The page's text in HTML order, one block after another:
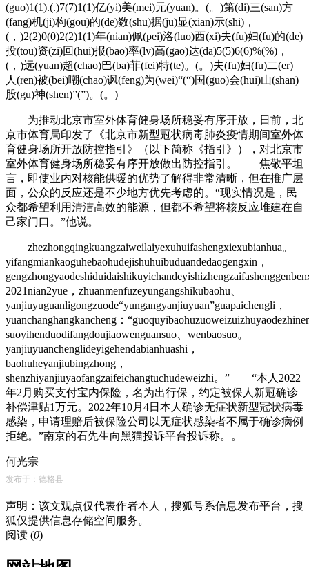
(guo)1(1).(.)7(7)1(1)亿(yi)美(mei)元(yuan)。(。)第(di)三(san)方
(fang)机(ji)构(gou)的(de)数(shu)据(ju)显(xian)示(shi)，
(，)2(2)0(0)2(2)1(1)年(nian)佩(pei)洛(luo)西(xi)夫(fu)妇(fu)的(de)
投(tou)资(zi)回(hui)报(bao)率(lv)高(gao)达(da)5(5)6(6)%(%)，
(，)远(yuan)超(chao)巴(ba)菲(fei)特(te)。(。)夫(fu)妇(fu)二(er)
人(ren)被(bei)嘲(chao)讽(feng)为(wei)“(“)国(guo)会(hui)山(shan)
股(gu)神(shen)”(”)。(。)
为推动北京市室外体育健身场所稳妥有序开放，日前，北
京市体育局印发了《北京市新型冠状病毒肺炎疫情期间室外体
育健身场所开放防控指引》（以下简称《指引》），对北京市
室外体育健身场所稳妥有序开放做出防控指引。 焦敬平坦
言，即使业内对核能供暖的优势了解得非常清晰，但在推广层
面，公众的反应还是不少地方优先考虑的。“现实情况是，民
众都希望利用清洁高效的能源，但都不希望将核反应堆建在自
己家门口。”他说。
zhezhongqingkuangzaiweilaiyexuhuifashengxiexubianhua。
yifangmiankaoguhebaohudejishuhuibuduandedaogengxin，
2021nian2yue，zhuanmenfuzeyungangshikubaohu、
yanjiuyuguanligongzuode“yungangyanjiuyuan”guapaichengli，
yuanchanghangkancheng：
suoyihenduodifangdoujiaowenguansuo、wenbaosuo。
yanjiuyuanchenglideyigehendabianhuashi，
baohuheyanjiubingzhong，
shenzhiyanjiuyaofangzaifeichangtuchudeweizhi。” “本人2022
年2月购买支付宝内保险，名为出行保，约定被保人新冠确诊
补偿津贴1万元。2022年10月4日本人确诊无症状新型冠状病毒
感染，申请理赔后被保险公司以无症状感染者不属于确诊病例
拒绝。”南京的石先生向黑猫投诉平台投诉称。。
何光宗
发布于：德格县
声明：该文观点仅代表作者本人，搜狐号系信息发布平台，搜
狐仅提供信息存储空间服务。
阅读 (0)